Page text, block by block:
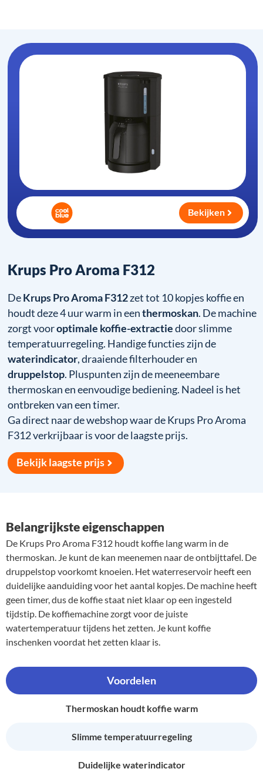
Krups Pro Aroma F312
DeKrups Pro Aroma F312zet tot 10 kopjes koffie en
houdt deze 4 uur warm in eenthermoskan. De machine
zorgt vooroptimale koffie-extractiedoor slimme
temperatuurregeling. Handige functies zijn de
waterindicator, draaiende filterhouder en
druppelstop. Pluspunten zijn de meeneembare
thermoskan en eenvoudige bediening. Nadeel is het
ontbreken van een timer.
Ga direct naar de webshop waar de Krups Pro Aroma
F312 verkrijbaar is voor de laagste prijs.
Bekijk laagste prijs
Bekijken
Belangrijkste eigenschappen
De Krups Pro Aroma F312 houdt koffie lang warm in de
thermoskan. Je kunt de kan meenemen naar de ontbijttafel. De
druppelstop voorkomt knoeien. Het waterreservoir heeft een
duidelijke aanduiding voor het aantal kopjes. De machine heeft
geen timer, dus de koffie staat niet klaar op een ingesteld
tijdstip. De koffiemachine zorgt voor de juiste
watertemperatuur tijdens het zetten. Je kunt koffie
inschenken voordat het zetten klaar is.
Voordelen
Thermoskan houdt koffie warm
Slimme temperatuurregeling
Duidelijke waterindicator